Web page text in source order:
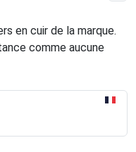
en cuir de la marque.
comme aucune